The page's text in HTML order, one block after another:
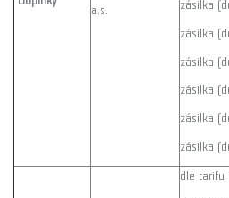
a.s.
zásilka
zásilka
zásilka
zásilka
zásilka
zásilka
dle tarifu